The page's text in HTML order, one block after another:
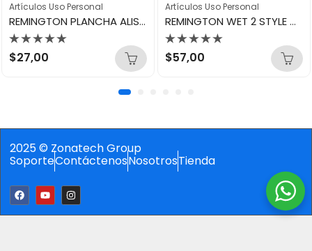
Artículos Uso Personal
REMINGTON PLANCHA ALISADORA 2 EN 1 S1A100WM-F S1A100
Valorado
con
$27,00
Artículos Uso Personal
REMINGTON WET 2 STYLE CEPILLO SECADOR AS15A
Valorado
con
$57,00
2025 © Zonatech Group
SoporteContáctenosNosotrosTienda